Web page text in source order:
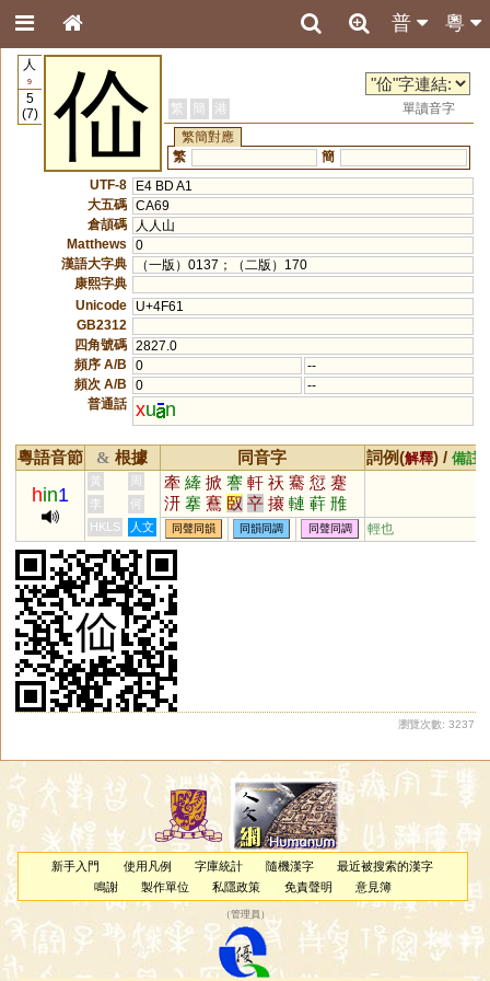
粵
普
人
9
5
(7)
佡 繁 簡 港
單讀音字
繁簡對應
繁
簡
UTF-8
E4 BD A1
大五碼 CA69
倉頡碼
人人山
Matthews
0
漢語大字典
（一版）0137；（二版）170
康熙字典
Unicode
U+4F61
GB2312
四角號碼 2827.0
頻序 A/B
0
--
頻次 A/B
0
--
普通話 xu n
粵語音節 & 根據 同音字 詞例(解釋) / 備註
hin1
黃 周 牽 縴 掀 謇 軒 祆 騫 愆 蹇
汧 搴 鶱 臤 䇂 攐 轋 蓒 雃
挳 仚 掔 攓 褰 嘕 岍 幵 杴
李
何
HKLS
人文 同聲同韻 同韻同調 同聲同調 輕也
瀏覽次數: 3237
新手入門 使用凡例 字庫統計 隨機漢字
最近被搜索的漢字
鳴謝
製作單位 私隱政策 免責聲明 意見簿
（管理員 ）